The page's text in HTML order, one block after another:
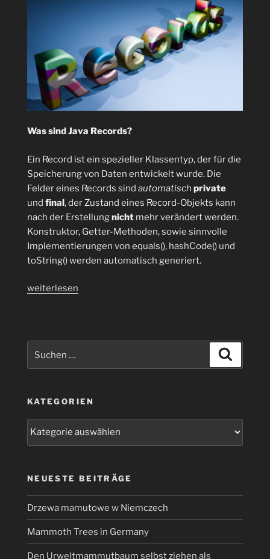
Was sind Java Records?
Ein Record ist ein spezieller Klassentyp, der für die
Speicherung von Daten entwickelt wurde. Die
Felder eines Records sind automatisch private
und final, der Zustand eines Record-Objekts kann
nach der Erstellungnicht mehr verändert werden.
Konstruktor, Getter-Methoden, sowie sinnvolle
Implementierungen von equals(), hashCode() und
toString() werden automatisch generiert.
„Java
Arbeit
weiterlesen
KATEGORIEN
NEUESTE BEITRÄGE
Drzewa mamutowe w Niemczech
Mammoth Trees in Germany
Den Urweltmammutbaum selbst ziehen als